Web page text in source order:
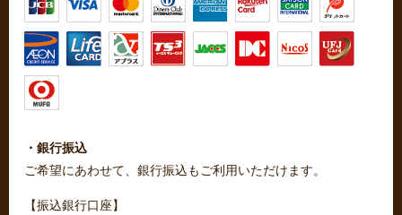
・銀行振込
ご希望にあわせて、銀行振込もご利用いただけます。
【振込銀行口座】